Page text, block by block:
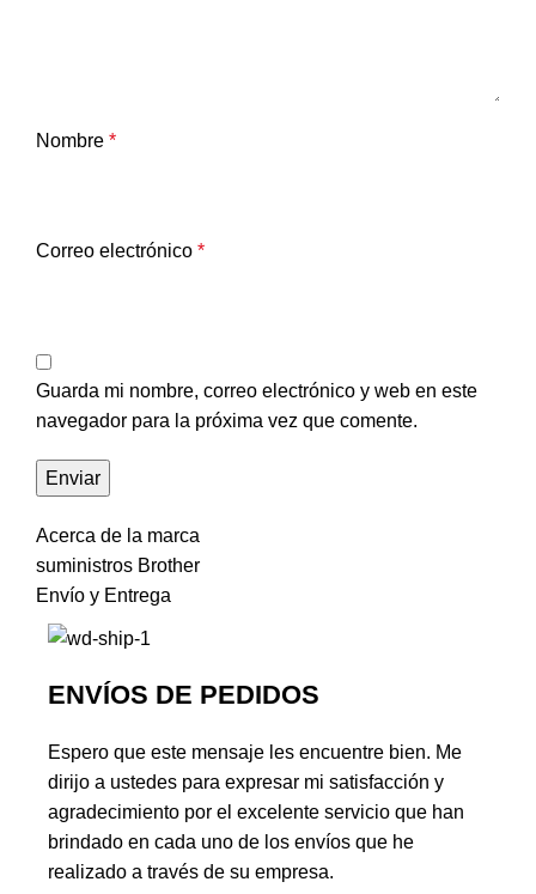
Nombre *
Correo electrónico *
Guarda mi nombre, correo electrónico y web en este
navegador para la próxima vez que comente.
Acerca de la marca
suministros Brother
Envío y Entrega
ENVÍOS DE PEDIDOS
Espero que este mensaje les encuentre bien. Me
dirijo a ustedes para expresar mi satisfacción y
agradecimiento por el excelente servicio que han
brindado en cada uno de los envíos que he
realizado a través de su empresa.